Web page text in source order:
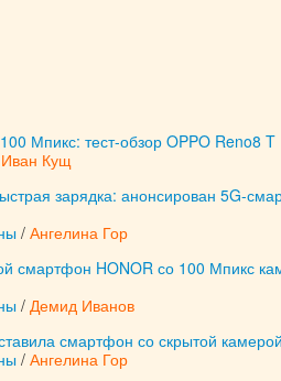
Мпикс: тест-обзор OPPO Reno8 T
Иван Кущ
зарядка: анонсирован 5G-
/ Ангелина Гор
смартфон HONOR со 100 Мпикс
/ Демид Иванов
смартфон со скрытой
/ Ангелина Гор